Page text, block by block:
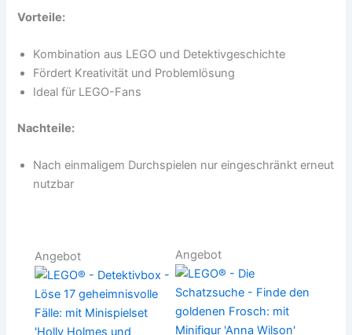
Vorteile:
Kombination aus LEGO und Detektivgeschichte
Fördert Kreativität und Problemlösung
Ideal für LEGO-Fans
Nachteile:
Nach einmaligem Durchspielen nur eingeschränkt erneut
nutzbar
Angebot Angebot